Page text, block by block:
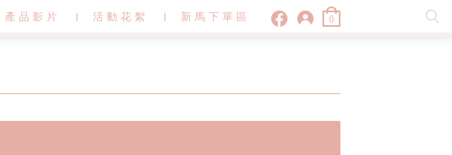
產品影片 活動花絮 新馬下單區 0